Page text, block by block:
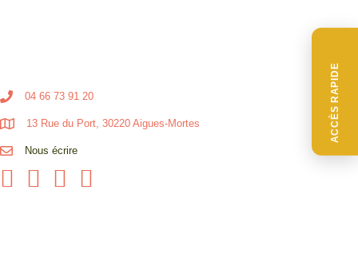
ACCÈS RAPIDE
04 66 73 91 20
13 Rue du Port, 30220 Aigues-Mortes
Nous écrire